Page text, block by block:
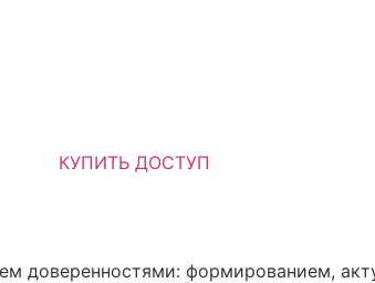
доверенностями: формированием,